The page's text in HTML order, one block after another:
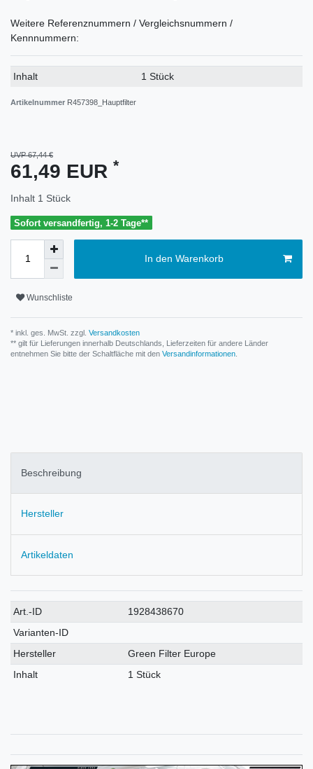
Weitere Referenznummern / Vergleichsnummern /
Kennnummern:
Technisches
Wert
Inhalt 1 Stück
Artikelnummer R457398_Hauptfilter
UVP 67,44 €
61,49 EUR *
Inhalt 1 Stück
Sofort versandfertig, 1-2 Tage**
In den Warenkorb
Wunschliste
* inkl. ges. MwSt. zzgl. Versandkosten
** gilt für Lieferungen innerhalb Deutschlands, Lieferzeiten für andere Länder
entnehmen Sie bitte der Schaltfläche mit den Versandinformationen
Beschreibung
Hersteller
Artikeldaten
Technisches
Merkmal
Wert
Art.-ID
1928438670
Varianten-ID
Hersteller
Green Filter Europe
Inhalt
1 Stück